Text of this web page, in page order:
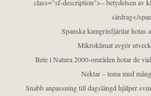
class="sf-description">– betydelsen av
särdrag</
Spanska kamgräsfjärilar hotas
Mikroklimat avgör
Bete i Natura 2000-områden hotar de
Nektar – tema med
Snabb anpassning till dagslängd hjälper